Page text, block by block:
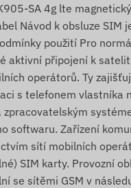
SA 4g lte
Návod k obsluze SIM
použití Pro
aktivní připojení k
operátorů. Ty
s telefonem vlastníka
zpracovatelským
softwaru. Zařízení
sítí mobilních
SIM karty. Provozní
se sítěmi GSM v